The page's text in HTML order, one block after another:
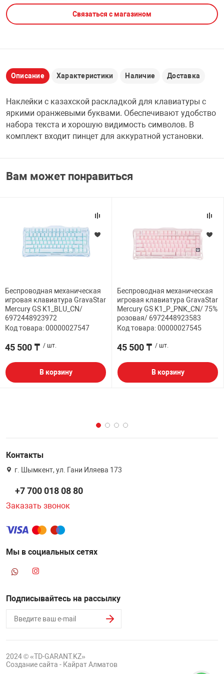
PCI АДАПТЕРЫ
USB
НАБОР ДЛЯ
CD-DVD ДИСКИ
ЛЕНТА ДЛЯ
ДОМА
ТЕХНИКА
Связаться с магазином
Описание Характеристики Наличие Доставка
Наклейки с казахской раскладкой для клавиатуры с
яркими оранжевыми буквами. Обеспечивают удобство
набора текста и хорошую видимость символов. В
комплект входит пинцет для аккуратной установки.
Вам может понравиться
Беспроводная механическая
игровая клавиатура GravaStar
Mercury GS K1_BLU_CN/
6972448923972
Код товара: 00000027547
45 500 ₸ / шт.
В корзину
Беспроводная механическая
игровая клавиатура GravaStar
Mercury GS K1_P_PNK_CN/ 75%
розовая/ 6972448923583
Код товара: 00000027545
45 500 ₸ / шт.
В корзину
Контакты
г. Шымкент, ул. Гани Иляева 173
+7 700 018 08 80
Заказать звонок
Мы в социальных сетях
Подписывайтесь на рассылку
2024 © «TD-GARANT.KZ»
Создание сайта - Кайрат Алматов